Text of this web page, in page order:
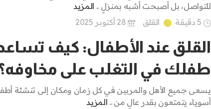
للتواصل، بل أصبحت أشبه بمنزلٍ .. المزيد
5 دقيقة
القلق 28 أكتوبر 2025
القلق عند الأطفال: كيف
طفلك في التغلب على
يسعى جميع الأهل والمربين في كل زمان ومكان إلى تنشئة
أسوياء يتمتعون بقدر عالٍ من .. المزيد